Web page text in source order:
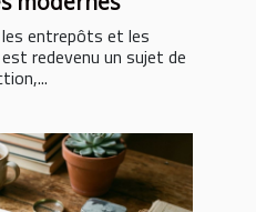
les entrepôts et les
redevenu un sujet de